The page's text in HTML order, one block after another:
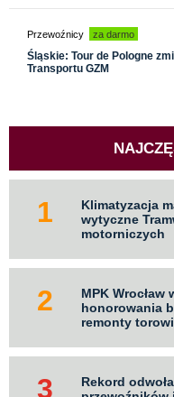
Przewoźnicy za darmo
Śląskie: Tour de Pologne
Transportu GZM
Klimatyzacja
wytyczne
motorniczych
MPK Wrocław
honorowania
remonty
Rekord